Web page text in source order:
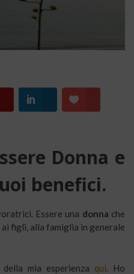
Donna e
benefici.
Essere una donna che
figli, alla famiglia in generale
mia esperienza qui. Ho